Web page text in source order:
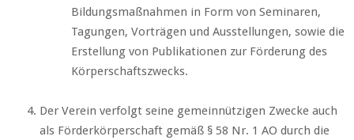
Bildungsmaßnahmen in Form von Seminaren,
Tagungen, Vorträgen und Ausstellungen, sowie die
Erstellung von Publikationen zur Förderung des
Körperschaftszwecks.
Der Verein verfolgt seine gemeinnützigen Zwecke auch
als Förderkörperschaft gemäß § 58 Nr. 1 AO durch die